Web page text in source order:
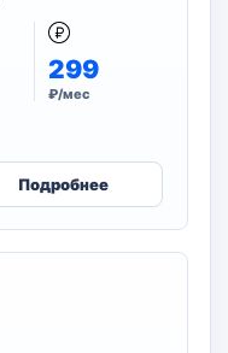
299
₽/мес
Подробнее